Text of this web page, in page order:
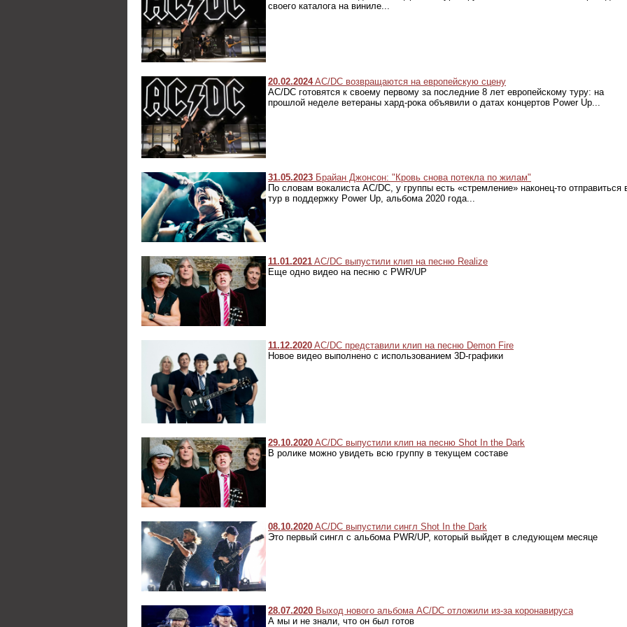
своего каталога на виниле...
20.02.2024AC/DC возвращаются на европейскую сцену
AC/DC готовятся к своему первому за последние 8 лет европейскому туру: на
прошлой неделе ветераны хард-рока объявили о датах концертов Power Up...
31.05.2023 Брайан Джонсон: "Кровь снова потекла по жилам"
По словам вокалиста AC/DC, у группы есть «стремление» наконец-то отправиться
тур в поддержку Power Up, альбома 2020 года...
11.01.2021 AC/DC выпустили клип на песню Realize
Еще одно видео на песню с PWR/UP
11.12.2020 AC/DC представили клип на песню Demon Fire
Новое видео выполнено с использованием 3D-графики
29.10.2020 AC/DC выпустили клип на песню Shot In the Dark
В ролике можно увидеть всю группу в текущем составе
08.10.2020 AC/DC выпустили сингл Shot In the Dark
Это первый сингл с альбома PWR/UP, который выйдет в следующем месяце
28.07.2020 Выход нового альбома AC/DC отложили из-за коронавируса
А мы и не знали, что он был готов